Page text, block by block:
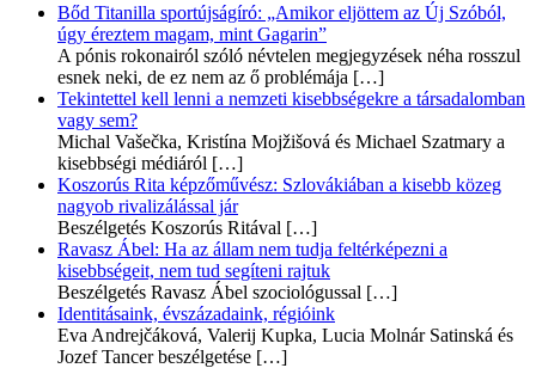
Bőd Titanilla sportújságíró: „Amikor eljöttem az Új Szóból,
úgy éreztem magam, mint Gagarin”
A pónis rokonairól szóló névtelen megjegyzések néha rosszul
esnek neki, de ez nem az ő problémája […]
Tekintettel kell lenni a nemzeti kisebbségekre a társadalomban
vagy sem?
Michal Vašečka, Kristína Mojžišová és Michael Szatmary a
kisebbségi médiáról […]
Koszorús Rita képzőművész: Szlovákiában a kisebb közeg
nagyob rivalizálással jár
Beszélgetés Koszorús Ritával […]
Ravasz Ábel: Ha az állam nem tudja feltérképezni a
kisebbségeit, nem tud segíteni rajtuk
Beszélgetés Ravasz Ábel szociológussal […]
Identitásaink, évszázadaink, régióink
Eva Andrejčáková, Valerij Kupka, Lucia Molnár Satinská és
Jozef Tancer beszélgetése […]